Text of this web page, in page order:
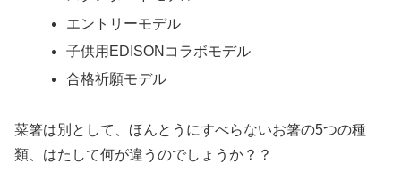
エントリーモデル
子供用EDISONコラボモデル
合格祈願モデル
菜箸は別として、ほんとうにすべらないお箸の5つの種
類、はたして何が違うのでしょうか？？